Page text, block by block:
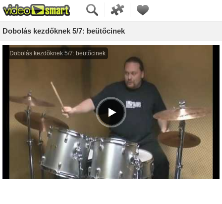
Dobolás kezdőknek 5/7: beütőcinek